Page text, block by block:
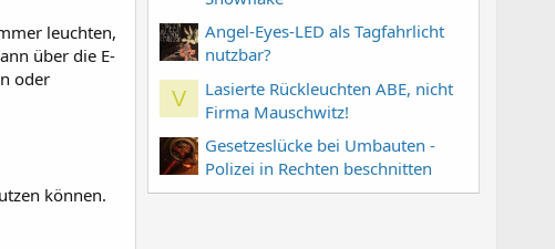
leuchten,
über die E-
oder
können.
Angel-Eyes-LED als Tagfahrlicht
nutzbar?
V
Lasierte Rückleuchten ABE, nicht
Firma Mauschwitz!
Gesetzeslücke bei Umbauten -
Polizei in Rechten beschnitten